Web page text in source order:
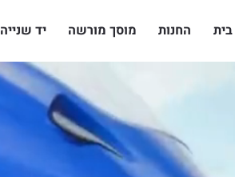
בית החנות מוסך מורשה יד שנייה